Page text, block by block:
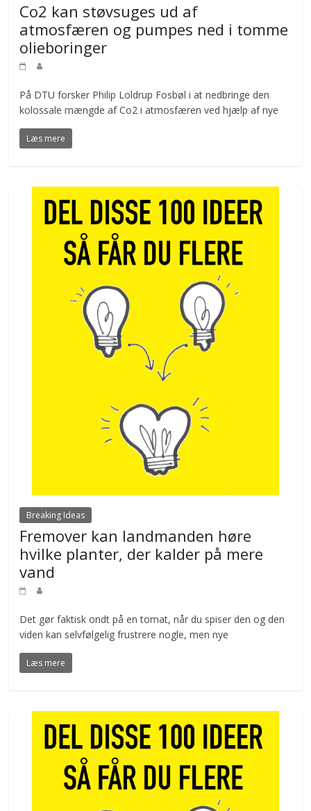
Co2 kan støvsuges ud af
atmosfæren og pumpes ned i tomme
olieboringer
På DTU forsker Philip Loldrup Fosbøl i at nedbringe den
kolossale mængde af Co2 i atmosfæren ved hjælp af nye
Læs mere
Breaking Ideas
Fremover kan landmanden høre
hvilke planter, der kalder på mere
vand
Det gør faktisk ondt på en tomat, når du spiser den og den
viden kan selvfølgelig frustrere nogle, men nye
Læs mere